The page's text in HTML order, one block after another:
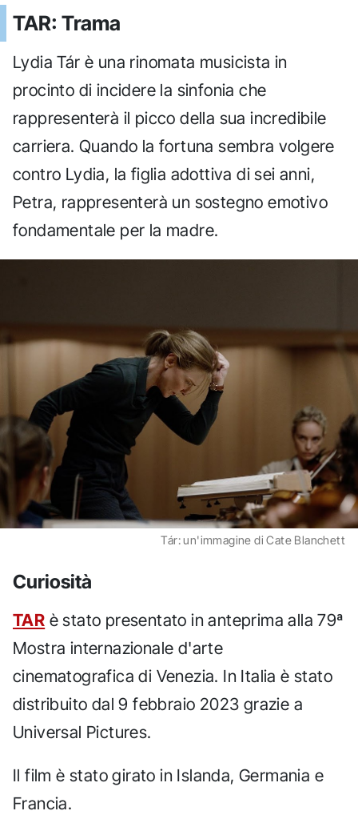
TAR: Trama
Lydia Tár è una rinomata musicista in
procinto di incidere la sinfonia che
rappresenterà il picco della sua incredibile
carriera. Quando la fortuna sembra volgere
contro Lydia, la figlia adottiva di sei anni,
Petra, rappresenterà un sostegno emotivo
fondamentale per la madre.
Tár: un'immagine di Cate Blanchett
Curiosità
TAR è stato presentato in anteprima alla 79ª
Mostra internazionale d'arte
cinematografica di Venezia. In Italia è stato
distribuito dal 9 febbraio 2023 grazie a
Universal Pictures.
Il film è stato girato in Islanda, Germania e
Francia.